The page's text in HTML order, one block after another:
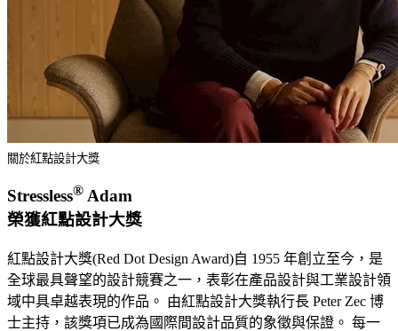
關於紅點設計大獎
Stressless® Adam
榮獲紅點設計大獎
紅點設計大獎(Red Dot Design Award)自 1955 年創立至今，是
全球最具聲望的設計競賽之一，表彰在產品設計與工業設計領
域中具卓越表現的作品。 由紅點設計大獎執行長 Peter Zec 博
士主持，該獎項已成為國際間設計品質的象徵與保證。 每一